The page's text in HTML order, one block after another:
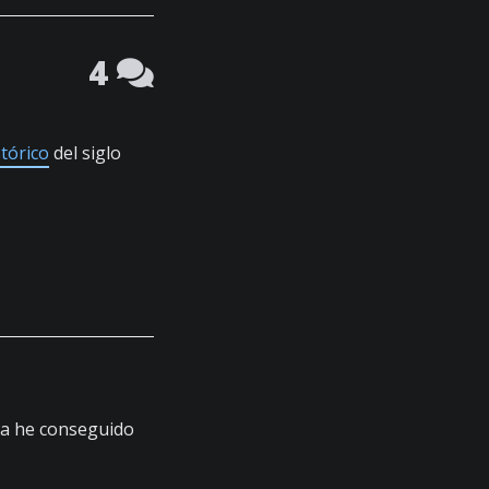
4
del siglo
he conseguido